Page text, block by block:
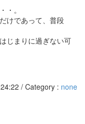
・。
けであって、普段
じまりに過ぎない可
/ Category : none